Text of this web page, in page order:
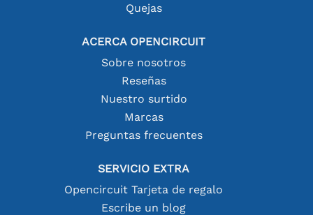
Quejas
ACERCA OPENCIRCUIT
Sobre nosotros
Reseñas
Nuestro surtido
Marcas
Preguntas frecuentes
SERVICIO EXTRA
Opencircuit Tarjeta de regalo
Escribe un blog